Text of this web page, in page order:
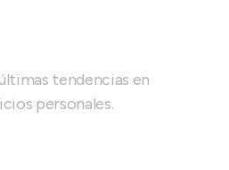
tendencias en
personales.